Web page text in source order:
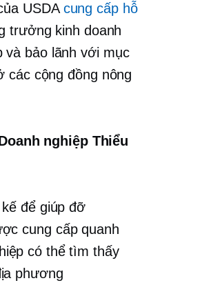
USDA cung cấp hỗ
trưởng kinh doanh
và bảo lãnh với mục
các cộng đồng nông
nghiệp Thiểu
để giúp đỡ
cung cấp quanh
có thể tìm thấy
phương